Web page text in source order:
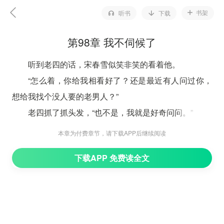
听书 下载 书架
第98章 我不伺候了
听到老四的话，宋春雪似笑非笑的看着他。
“怎么着，你给我相看好了？还是最近有人问过你，
想给我找个没人要的老男人？”
老四抓了抓头发，“也不是，我就是好奇问问。”
“哼，你是我生的，你在想什么我能看不出来？”宋春
以前你可不会这么问我。”
本章为付费章节，请下载APP后继续阅读
下载APP 免费读全文